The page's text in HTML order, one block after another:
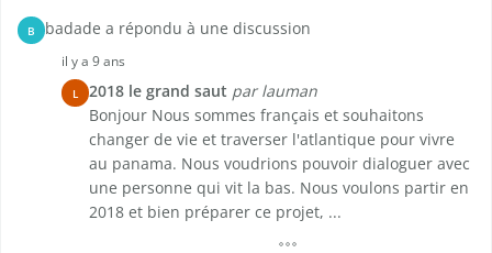
B badade a répondu à une discussion
il y a 9 ans
L 2018 le grand saut par lauman
Bonjour Nous sommes français et souhaitons
changer de vie et traverser l'atlantique pour vivre
au panama. Nous voudrions pouvoir dialoguer avec
une personne qui vit la bas. Nous voulons partir en
2018 et bien préparer ce projet, ...